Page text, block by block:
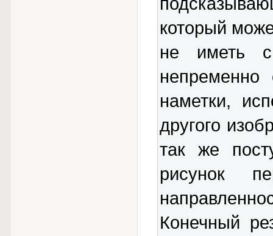
который
не иметь
непременно
наметки,
другого
так же
рисунок
Конечный